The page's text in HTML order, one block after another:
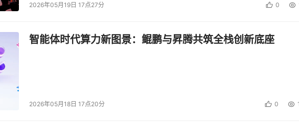
2026年05月19日 17点27分 0
智能体时代算力新图景：鲲鹏与昇腾共筑全栈创新底座
2026年05月18日 17点20分 0